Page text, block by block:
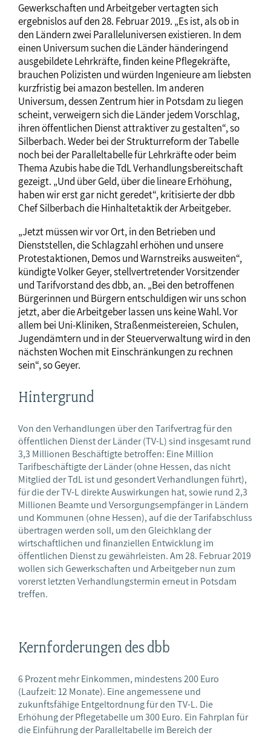
Gewerkschaften und Arbeitgeber vertagten sich
ergebnislos auf den 28. Februar 2019. „Es ist, als ob in
den Ländern zwei Paralleluniversen existieren. In dem
einen Universum suchen die Länder händeringend
ausgebildete Lehrkräfte, finden keine Pflegekräfte,
brauchen Polizisten und würden Ingenieure am liebsten
kurzfristig bei amazon bestellen. Im anderen
Universum, dessen Zentrum hier in Potsdam zu liegen
scheint, verweigern sich die Länder jedem Vorschlag,
ihren öffentlichen Dienst attraktiver zu gestalten“, so
Silberbach. Weder bei der Strukturreform der Tabelle
noch bei der Paralleltabelle für Lehrkräfte oder beim
Thema Azubis habe die TdL Verhandlungsbereitschaft
gezeigt. „Und über Geld, über die lineare Erhöhung,
haben wir erst gar nicht geredet“, kritisierte der dbb
Chef Silberbach die Hinhaltetaktik der Arbeitgeber.
„Jetzt müssen wir vor Ort, in den Betrieben und
Dienststellen, die Schlagzahl erhöhen und unsere
Protestaktionen, Demos und Warnstreiks ausweiten“,
kündigte Volker Geyer, stellvertretender Vorsitzender
und Tarifvorstand des dbb, an. „Bei den betroffenen
Bürgerinnen und Bürgern entschuldigen wir uns schon
jetzt, aber die Arbeitgeber lassen uns keine Wahl. Vor
allem bei Uni-Kliniken, Straßenmeistereien, Schulen,
Jugendämtern und in der Steuerverwaltung wird in den
nächsten Wochen mit Einschränkungen zu rechnen
sein“, so Geyer.
Hintergrund
Von den Verhandlungen über den Tarifvertrag für den
öffentlichen Dienst der Länder (TV-L) sind insgesamt rund
3,3 Millionen Beschäftigte betroffen: Eine Million
Tarifbeschäftigte der Länder (ohne Hessen, das nicht
Mitglied der TdL ist und gesondert Verhandlungen führt),
für die der TV-L direkte Auswirkungen hat, sowie rund 2,3
Millionen Beamte und Versorgungsempfänger in Ländern
und Kommunen (ohne Hessen), auf die der Tarifabschluss
übertragen werden soll, um den Gleichklang der
wirtschaftlichen und finanziellen Entwicklung im
öffentlichen Dienst zu gewährleisten. Am 28. Februar 2019
wollen sich Gewerkschaften und Arbeitgeber nun zum
vorerst letzten Verhandlungstermin erneut in Potsdam
treffen.
Kernforderungen des dbb
6 Prozent mehr Einkommen, mindestens 200 Euro
(Laufzeit: 12 Monate). Eine angemessene und
zukunftsfähige Entgeltordnung für den TV-L. Die
Erhöhung der Pflegetabelle um 300 Euro. Ein Fahrplan für
die Einführung der Paralleltabelle im Bereich der